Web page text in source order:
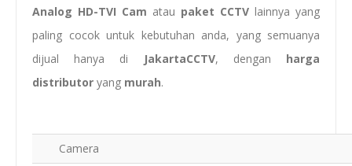
Analog HD-TVI Cam atau paket CCTV lainnya yang
paling cocok untuk kebutuhan anda, yang semuanya
dijual hanya di
JakartaCCTV, dengan harga
distributor yang murah.
Camera